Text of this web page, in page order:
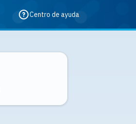
Centro de ayuda